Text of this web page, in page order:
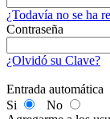
¿Todavía no se ha
Contraseña
¿Olvidó su Clave?
Entrada automática
Si
No